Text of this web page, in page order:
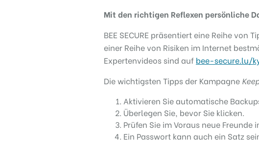
Mit den richtigen Reflexen persönliche
BEE SECURE präsentiert eine Reihe
einer Reihe von Risiken im Internet
Expertenvideos sind auf bee-secure.lu/
Die wichtigsten Tipps der Kampagne
Aktivieren Sie automatische
Überlegen Sie, bevor Sie klicken.
Prüfen Sie im Voraus neue Freunde
Ein Passwort kann auch ein Satz